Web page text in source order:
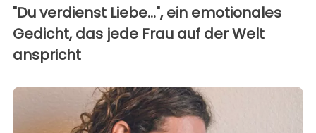
"Du verdienst Liebe...", ein emotionales
Gedicht, das jede Frau auf der Welt
anspricht